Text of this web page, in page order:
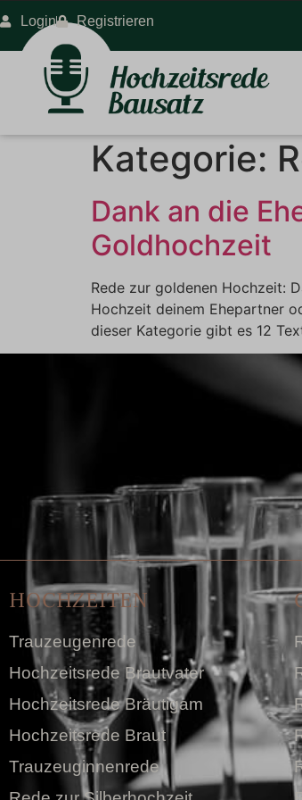
Login Registrieren
Kategorie:
Dank an die
Goldhochzeit
Rede zur goldenen Hochzeit:
Hochzeit deinem Ehepartner
dieser Kategorie gibt es 12
HOCHZEITEN
Trauzeugenrede
Hochzeitsrede Brautvater
Hochzeitsrede Bräutigam
Hochzeitsrede Braut
Trauzeuginnenrede